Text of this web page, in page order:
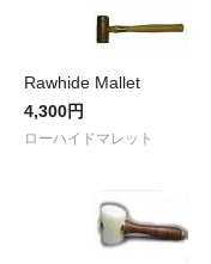
Rawhide Mallet
4,300円
ローハイドマレット